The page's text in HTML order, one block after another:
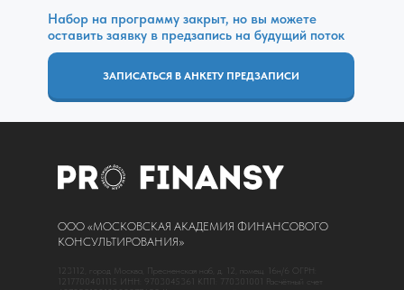
ЗАПИСАТЬСЯ В АНКЕТУ ПРЕДЗАПИСИ
Набор на программу закрыт, но вы можете
оставить заявку в предзапись на будущий поток
+ новый урок про нейросети для инвестиций
ООО «МОСКОВСКАЯ АКАДЕМИЯ ФИНАНСОВОГО
КОНСУЛЬТИРОВАНИЯ»
123112, город Москва, Пресненская наб, д. 12, помещ. 16н/6 ОГРН:
1217700401115 ИНН: 9703045361 КПП: 770301001 Расчётный счет